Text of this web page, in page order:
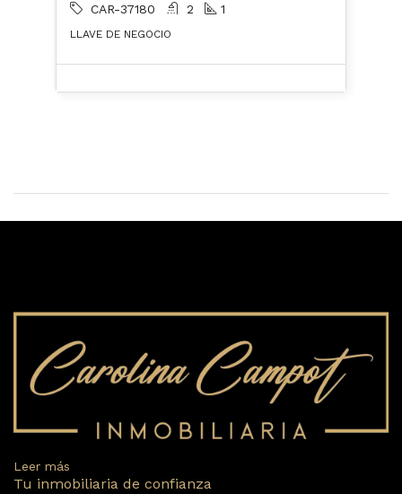
CAR-37180 2 1
LLAVE DE NEGOCIO
Leer más
Tu inmobiliaria de confianza